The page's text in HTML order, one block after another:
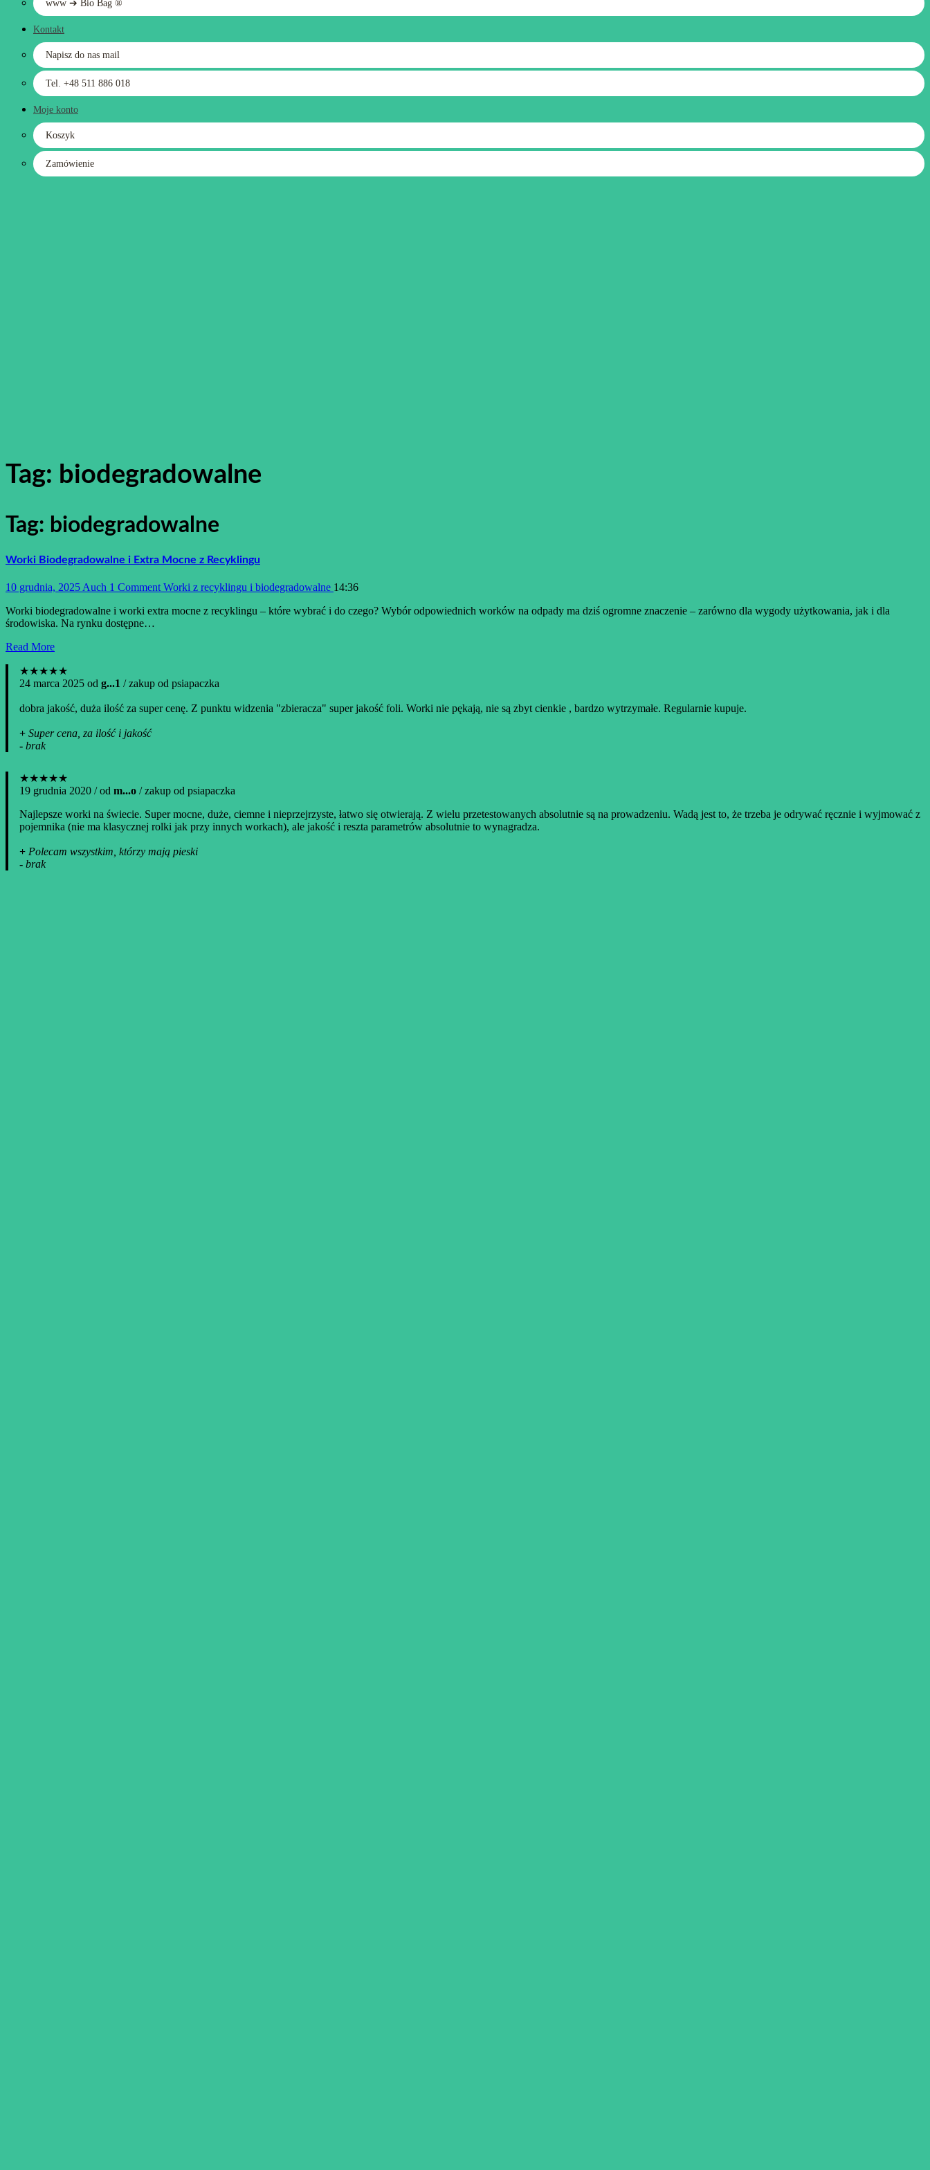
www ➔ Bio Bag ®
Kontakt
Napisz do nas mail
Tel. +48 511 886 018
Moje konto
Koszyk
Zamówienie
Tag: biodegradowalne
Tag: biodegradowalne
Worki Biodegradowalne i Extra Mocne z Recyklingu
10 grudnia, 2025 Auch 1 Comment Worki z recyklingu i biodegradowalne 14:36
Worki biodegradowalne i worki extra mocne z recyklingu – które wybrać i do czego? Wybór odpowiednich worków na odpady ma dziś ogromne znaczenie – zarówno dla wygody użytkowania, jak i dla
środowiska. Na rynku dostępne…
Read More
★★★★★
24 marca 2025 od g...1 / zakup od psiapaczka
dobra jakość, duża ilość za super cenę. Z punktu widzenia "zbieracza" super jakość foli. Worki nie pękają, nie są zbyt cienkie , bardzo wytrzymałe. Regularnie kupuje.
+ Super cena, za ilość i jakość
- brak
★★★★★
19 grudnia 2020 / od m...o / zakup od psiapaczka
Najlepsze worki na świecie. Super mocne, duże, ciemne i nieprzejrzyste, łatwo się otwierają. Z wielu przetestowanych absolutnie są na prowadzeniu. Wadą jest to, że trzeba je odrywać ręcznie i wyjmować z
pojemnika (nie ma klasycznej rolki jak przy innych workach), ale jakość i reszta parametrów absolutnie to wynagradza.
+ Polecam wszystkim, którzy mają pieski
- brak